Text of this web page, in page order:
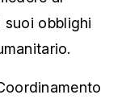
suoi obblighi